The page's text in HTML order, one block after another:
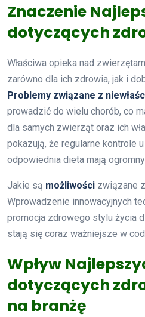
Znaczenie
dotyczących
Właściwa opieka nad
zarówno dla ich zdrowia, jak i
Problemy związane z
prowadzić do wielu chorób, co
dla samych zwierząt oraz ich
pokazują, że regularne kontrole
odpowiednia dieta mają
Jakie są możliwości związane
Wprowadzenie innowacyjnych
promocja zdrowego stylu życia
stają się coraz ważniejsze w
Wpływ
dotyczących
na branżę